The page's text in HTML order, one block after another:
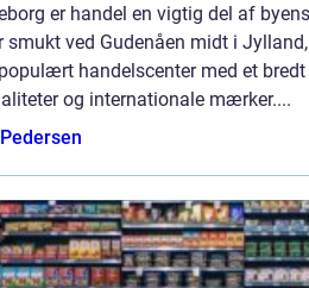
er handel en vigtig del af
smukt ved Gudenåen midt i
handelscenter med et
og internationale mærker....